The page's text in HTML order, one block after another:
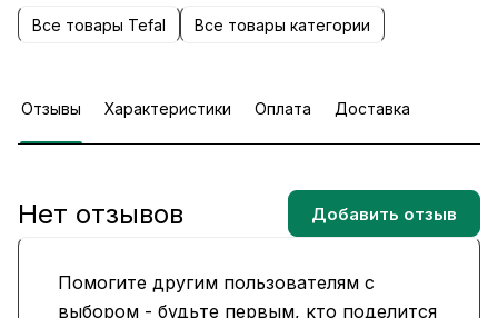
Все товары Tefal Все товары категории
Отзывы Характеристики Оплата Доставка
Помогите другим пользователям с
выбором - будьте первым, кто поделится
Нет отзывов Добавить отзыв